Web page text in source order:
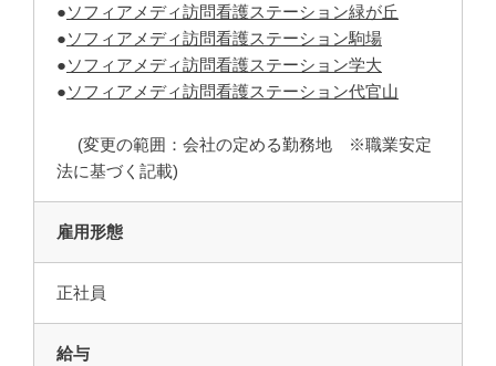
●ソフィアメディ訪問看護ステーション緑が丘
●ソフィアメディ訪問看護ステーション駒場
●ソフィアメディ訪問看護ステーション学大
●ソフィアメディ訪問看護ステーション代官山
(変更の範囲：会社の定める勤務地 ※職業安定
法に基づく記載)
雇用形態
正社員
給与